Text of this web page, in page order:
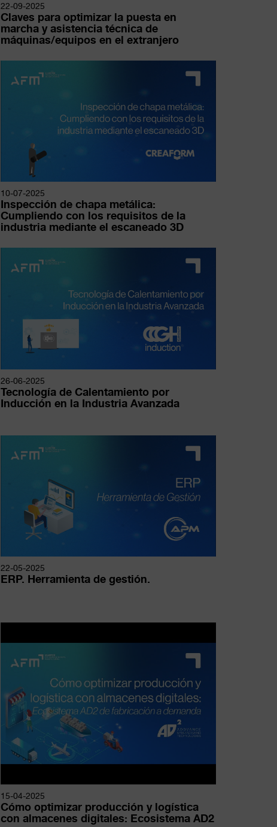
22-09-2025
Claves para optimizar la puesta en
marcha y asistencia técnica de
máquinas/equipos en el extranjero
10-07-2025
Inspección de chapa metálica:
Cumpliendo con los requisitos de la
industria mediante el escaneado 3D
26-06-2025
Tecnología de Calentamiento por
Inducción en la Industria Avanzada
22-05-2025
ERP. Herramienta de gestión.
15-04-2025
Cómo optimizar producción y logística
con almacenes digitales: Ecosistema AD2